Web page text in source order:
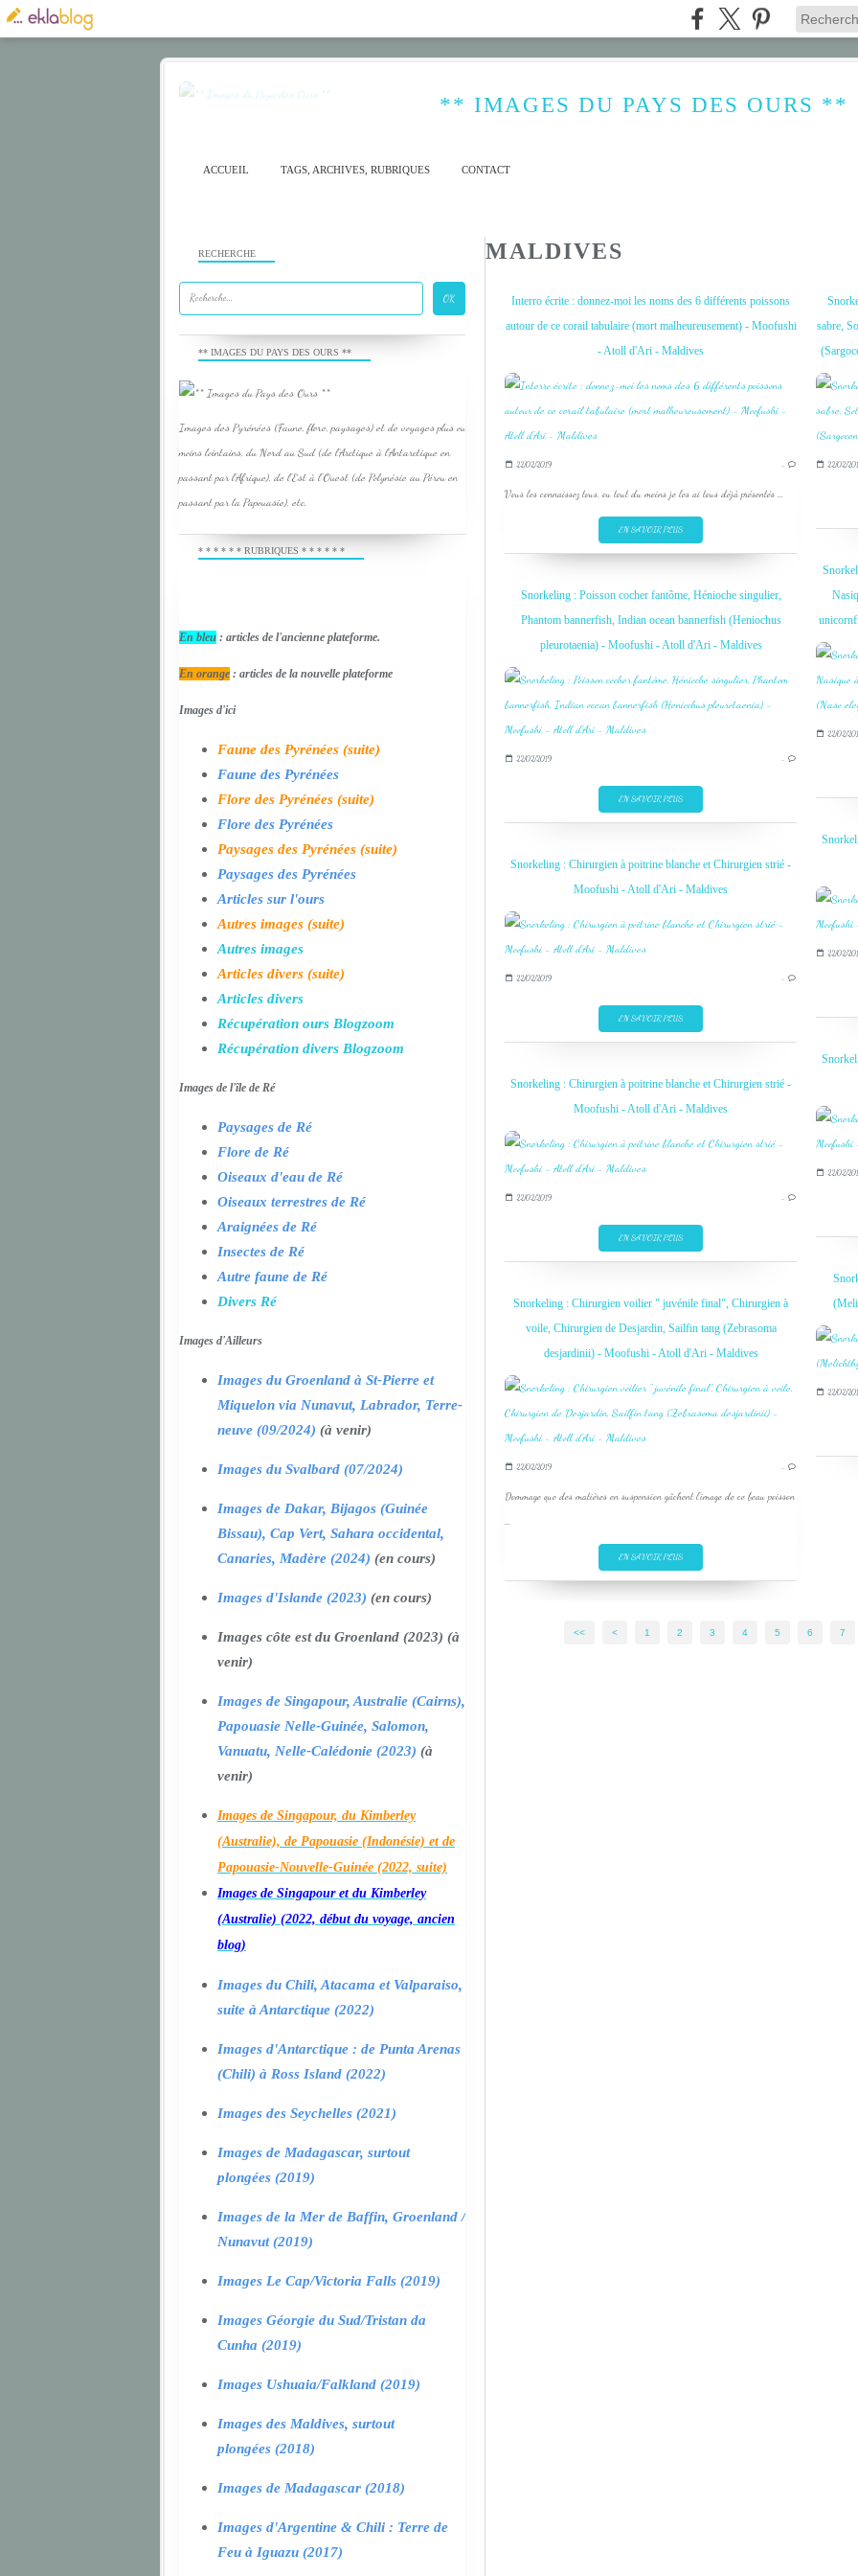
** IMAGES DU PAYS DES OURS **
ACCUEIL TAGS, ARCHIVES, RUBRIQUES CONTACT
MALDIVES
Interro écrite : donnez-moi les noms des 6 différents poissons
autour de ce corail tabulaire (mort malheureusement) - Moofushi
- Atoll d'Ari - Maldives
22/02/2019 …
Vous les connaissez tous, ou tout du moins je les ai tous déjà présentés ...
EN SAVOIR PLUS
sabre,
22/02/
22/02/
Snorkeling : Poisson cocher fantôme, Hénioche singulier,
Phantom bannerfish, Indian ocean bannerfish (Heniochus
pleurotaenia) - Moofushi - Atoll d'Ari - Maldives
22/02/2019 …
EN SAVOIR PLUS
22/02/
Snorkeling : Chirurgien à poitrine blanche et Chirurgien strié -
Moofushi - Atoll d'Ari - Maldives
22/02/2019 …
EN SAVOIR PLUS
22/02/
Snorkeling : Chirurgien à poitrine blanche et Chirurgien strié -
Moofushi - Atoll d'Ari - Maldives
22/02/2019 …
EN SAVOIR PLUS
22/02/
Snorkeling : Chirurgien voilier " juvénile final", Chirurgien à
voile, Chirurgien de Desjardin, Sailfin tang (Zebrasoma
desjardinii) - Moofushi - Atoll d'Ari - Maldives
22/02/2019 …
Dommage que des matières en suspension gâchent l'image de ce beau poisson
...
EN SAVOIR PLUS
<< < 1 2 3 4 5 6 7
RECHERCHE
** IMAGES DU PAYS DES OURS **
Images des Pyrénées (Faune, flore, paysages) et de voyages plus ou
moins lointains, du Nord au Sud (de l'Arctique à l'Antarctique en
passant par l'Afrique), de l'Est à l'Ouest (de Polynésie au Pérou en
passant par la Papouasie), etc.
* * * * * * RUBRIQUES * * * * * *
En bleu : articles de l'ancienne plateforme.
En orange : articles de la nouvelle plateforme
Images d'ici
Faune des Pyrénées (suite)
Faune des Pyrénées
Flore des Pyrénées (suite)
Flore des Pyrénées
Paysages des Pyrénées (suite)
Paysages des Pyrénées
Articles sur l'ours
Autres images (suite)
Autres images
Articles divers (suite)
Articles divers
Récupération ours Blogzoom
Récupération divers Blogzoom
Images de l'île de Ré
Paysages de Ré
Flore de Ré
Oiseaux d'eau de Ré
Oiseaux terrestres de Ré
Araignées de Ré
Insectes de Ré
Autre faune de Ré
Divers Ré
Images d'Ailleurs
Images du Groenland à St-Pierre et
Miquelon via Nunavut, Labrador, Terre-
neuve (09/2024) (à venir)
Images du Svalbard (07/2024)
Images de Dakar, Bijagos (Guinée
Bissau), Cap Vert, Sahara occidental,
Canaries, Madère (2024) (en cours)
Images d'Islande (2023) (en cours)
Images côte est du Groenland (2023) (à
venir)
Images de Singapour, Australie (Cairns),
Papouasie Nelle-Guinée, Salomon,
Vanuatu, Nelle-Calédonie (2023) (à
venir)
Images de Singapour, du Kimberley
(Australie), de Papouasie (Indonésie) et de
Papouasie-Nouvelle-Guinée (2022, suite)
Images de Singapour et du Kimberley
(Australie) (2022, début du voyage, ancien
blog)
Images du Chili, Atacama et Valparaiso,
suite à Antarctique (2022)
Images d'Antarctique : de Punta Arenas
(Chili) à Ross Island (2022)
Images des Seychelles (2021)
Images de Madagascar, surtout
plongées (2019)
Images de la Mer de Baffin, Groenland /
Nunavut (2019)
Images Le Cap/Victoria Falls (2019)
Images Géorgie du Sud/Tristan da
Cunha (2019)
Images Ushuaia/Falkland (2019)
Images des Maldives, surtout
plongées (2018)
Images de Madagascar (2018)
Images d'Argentine & Chili : Terre de
Feu à Iguazu (2017)